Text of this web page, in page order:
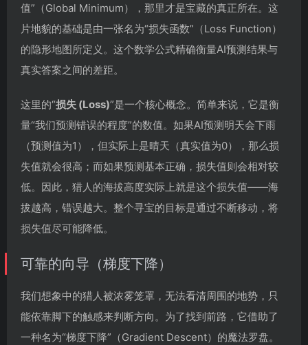
值”（Global Minimum），那里才是宝藏的真正所在。这
片地貌的基础是由一张名为“损失函数”（Loss Function）
的隐形地图所定义。这个数学公式精确衡量AI预测结果与
真实答案之间的差距。
这里的“损失 (Loss)”是一个核心概念。简单来说，它是衡
量“我们预测错误的程度”的数值。如果AI预测明天会下雨
（预测值为1），但实际上是晴天（真实值为0），那么损
失值就会很高；而如果预测基本正确，损失值则会相对较
低。因此，猎人的海拔高度实际上就是这个损失值——海
拔越高，错误越大。整个寻宝的目标是通过不断移动，将
损失值尽可能降低。
可靠的向导（梯度下降）
我们想象中的猎人被浓雾笼罩，无法看清周围的地势，只
能依靠脚下的触感来判断方向。为了找到前路，它借助了
一种名为“梯度下降”（Gradient Descent）的魔法罗盘。